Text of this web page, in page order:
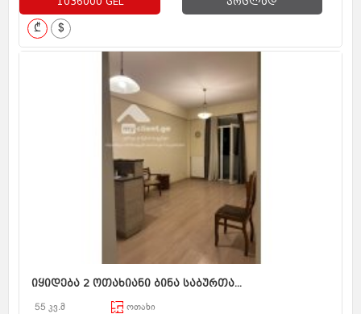
₾ $
იყიდება 2 ოთახიანი ბინა საბურთა...
55 კვ.მ ოთახი